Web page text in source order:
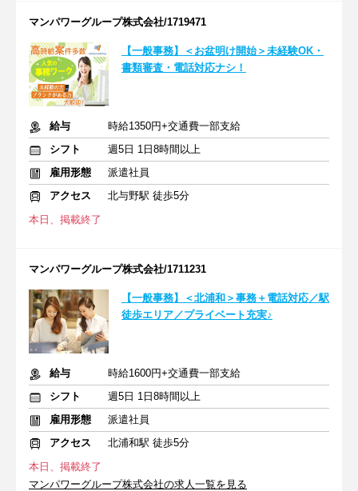
マンパワーグループ株式会社/1719471
【一般事務】＜お盆明け開始＞未経験OK・
書類審査・電話対応ナシ！
給与
時給1350円+交通費一部支給
シフト
週5日 1日8時間以上
雇用形態
派遣社員
アクセス
北与野駅 徒歩5分
本日、掲載終了
マンパワーグループ株式会社/1711231
【一般事務】＜北浦和＞事務＋電話対応／駅
徒歩エリア／プライベート充実♪
給与
時給1600円+交通費一部支給
シフト
週5日 1日8時間以上
雇用形態
派遣社員
アクセス
北浦和駅 徒歩5分
本日、掲載終了
マンパワーグループ株式会社の求人一覧を見る